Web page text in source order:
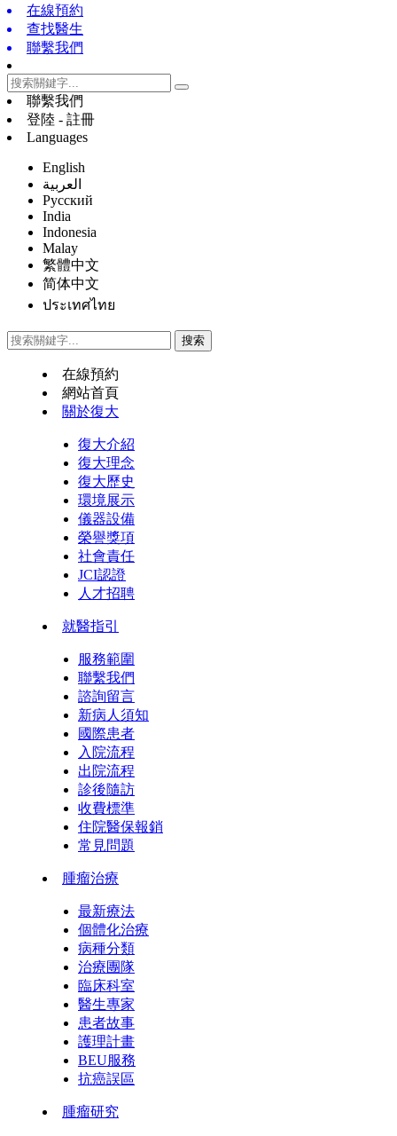
在線預約
查找醫生
聯繫我們
聯繫我們
登陸 - 註冊
Languages
English
العربية
Русский
India
Indonesia
Malay
繁體中文
简体中文
ประเทศไทย
在線預約
網站首頁
關於復大
復大介紹
復大理念
復大歷史
環境展示
儀器設備
榮譽獎項
社會責任
JCI認證
人才招聘
就醫指引
服務範圍
聯繫我們
諮詢留言
新病人須知
國際患者
入院流程
出院流程
診後隨訪
收費標準
住院醫保報銷
常見問題
腫瘤治療
最新療法
個體化治療
病種分類
治療團隊
臨床科室
醫生專家
患者故事
護理計畫
BEU服務
抗癌誤區
腫瘤研究